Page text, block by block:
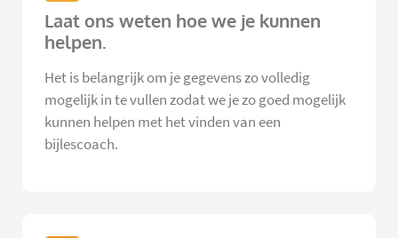
Laat ons weten hoe we je kunnen
helpen.
Het is belangrijk om je gegevens zo volledig
mogelijk in te vullen zodat we je zo goed mogelijk
kunnen helpen met het vinden van een
bijlescoach.